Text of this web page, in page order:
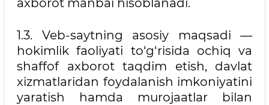
axborot manbai hisoblanadi.
1.3. Veb-saytning asosiy maqsadi —
hokimlik faoliyati to‘g‘risida ochiq va
shaffof axborot taqdim etish, davlat
xizmatlaridan foydalanish imkoniyatini
yaratish hamda murojaatlar bilan